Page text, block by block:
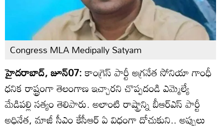
Congress MLA Medipally Satyam
హైదరాబాద్, జూన్07:కాంగ్రెస్ పార్టీ అగ్రనేత సోనియా గాంధీ
ధనిక రాష్ట్రంగా తెలంగాణ ఇచ్చారని చొప్పదండి ఎమ్మెల్యే
మేడిపల్లి సత్యం తెలిపారు. అలాంటి రాష్ట్రాన్ని బీఆర్ఎస్ పార్టీ
అధినేత, మాజీ సీఎం కేసీఆర్ ఏ విధంగా దోచుకుని.. అప్పులు